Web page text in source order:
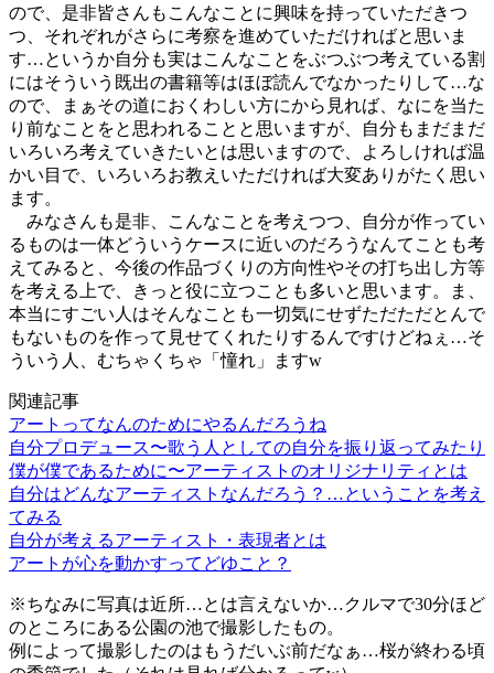
ので、是非皆さんもこんなことに興味を持っていただきつ
つ、それぞれがさらに考察を進めていただければと思いま
す…というか自分も実はこんなことをぶつぶつ考えている割
にはそういう既出の書籍等はほぼ読んでなかったりして…な
ので、まぁその道におくわしい方にから見れば、なにを当た
り前なことをと思われることと思いますが、自分もまだまだ
いろいろ考えていきたいとは思いますので、よろしければ温
かい目で、いろいろお教えいただければ大変ありがたく思い
ます。
みなさんも是非、こんなことを考えつつ、自分が作ってい
るものは一体どういうケースに近いのだろうなんてことも考
えてみると、今後の作品づくりの方向性やその打ち出し方等
を考える上で、きっと役に立つことも多いと思います。ま、
本当にすごい人はそんなことも一切気にせずただただとんで
もないものを作って見せてくれたりするんですけどねぇ…そ
ういう人、むちゃくちゃ「憧れ」ますw
関連記事
アートってなんのためにやるんだろうね
自分プロデュース〜歌う人としての自分を振り返ってみたり
僕が僕であるために〜アーティストのオリジナリティとは
自分はどんなアーティストなんだろう？…ということを考え
てみる
自分が考えるアーティスト・表現者とは
アートが心を動かすってどゆこと？
※ちなみに写真は近所…とは言えないか…クルマで30分ほど
のところにある公園の池で撮影したもの。
例によって撮影したのはもうだいぶ前だなぁ…桜が終わる頃